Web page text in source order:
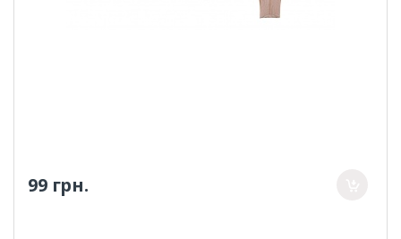
99 грн.